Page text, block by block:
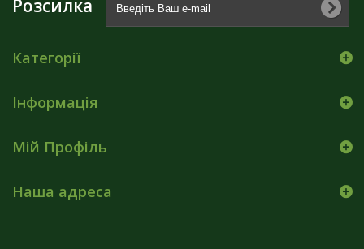
Розсилка
Категорії
Інформація
Мій Профіль
Наша адреса